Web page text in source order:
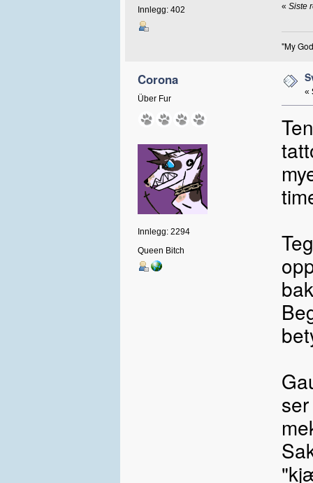
Innlegg: 402 « Siste
"My
Corona
Über Fur
Innlegg: 2294
Queen Bitch
«